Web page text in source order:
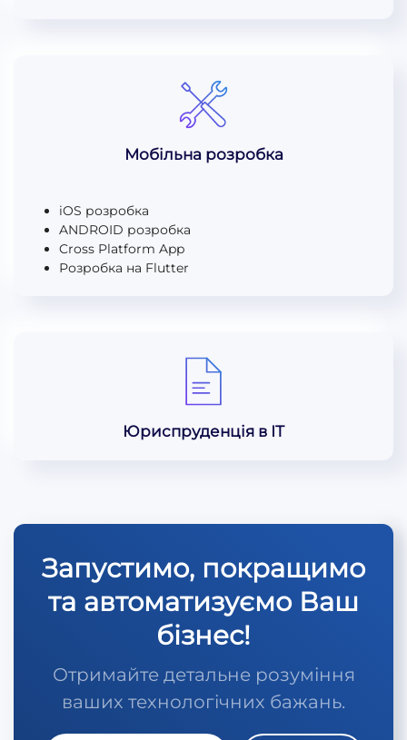
Мобільна розробка
iOS розробка
ANDROID розробка
Cross Platform App
Розробка на Flutter
Юриспруденція в ІТ
Запустимо, покращимо
та автоматизуємо Ваш
бізнес!
Отримайте детальне розуміння
ваших технологічних бажань.